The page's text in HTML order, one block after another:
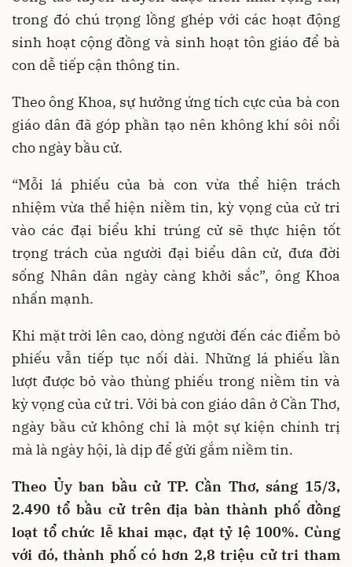
trong đó chú trọng lồng ghép với các hoạt động
sinh hoạt cộng đồng và sinh hoạt tôn giáo để bà
con dễ tiếp cận thông tin.
Theo ông Khoa, sự hưởng ứng tích cực của bà con
giáo dân đã góp phần tạo nên không khí sôi nổi
cho ngày bầu cử.
“Mỗi lá phiếu của bà con vừa thể hiện trách
nhiệm vừa thể hiện niềm tin, kỳ vọng của cử tri
vào các đại biểu khi trúng cử sẽ thực hiện tốt
trọng trách của người đại biểu dân cử, đưa đời
sống Nhân dân ngày càng khởi sắc”, ông Khoa
nhấn mạnh.
Khi mặt trời lên cao, dòng người đến các điểm bỏ
phiếu vẫn tiếp tục nối dài. Những lá phiếu lần
lượt được bỏ vào thùng phiếu trong niềm tin và
kỳ vọng của cử tri. Với bà con giáo dân ở Cần Thơ,
ngày bầu cử không chỉ là một sự kiện chính trị
mà là ngày hội, là dịp để gửi gắm niềm tin.
Theo Ủy ban bầu cử TP. Cần Thơ, sáng 15/3,
2.490 tổ bầu cử trên địa bàn thành phố đồng
loạt tổ chức lễ khai mạc, đạt tỷ lệ 100%. Cùng
với đó, thành phố có hơn 2,8 triệu cử tri tham